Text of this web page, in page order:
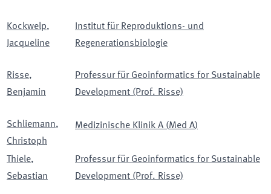
Kockwelp,
Jacqueline
Institut für Reproduktions- und
Regenerationsbiologie
Risse,
Benjamin
Professur für Geoinformatics for Sustainable
Development (Prof. Risse)
Schliemann,
Christoph
Medizinische Klinik A (Med A)
Thiele,
Sebastian
Professur für Geoinformatics for Sustainable
Development (Prof. Risse)